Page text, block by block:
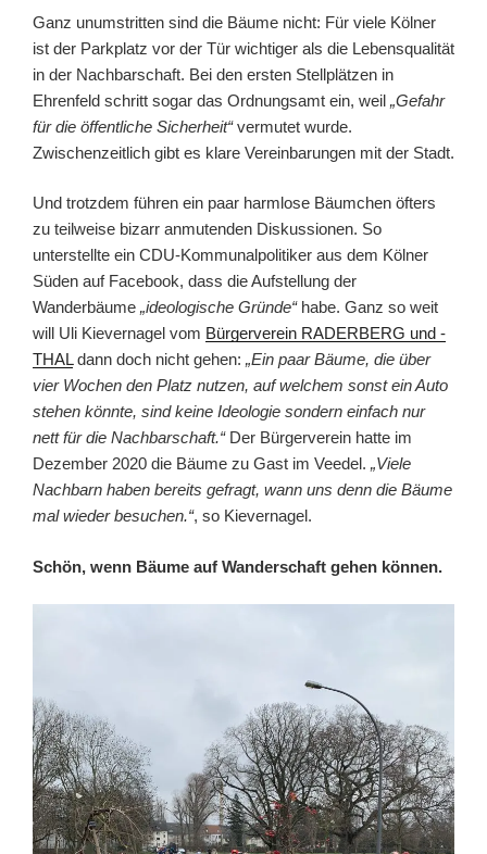
Ganz unumstritten sind die Bäume nicht: Für viele Kölner
ist der Parkplatz vor der Tür wichtiger als die Lebensqualität
in der Nachbarschaft. Bei den ersten Stellplätzen in
Ehrenfeld schritt sogar das Ordnungsamt ein, weil „Gefahr
für die öffentliche Sicherheit“vermutet wurde.
Zwischenzeitlich gibt es klare Vereinbarungen mit der Stadt.
Und trotzdem führen ein paar harmlose Bäumchen öfters
zu teilweise bizarr anmutenden Diskussionen. So
unterstellte ein CDU-Kommunalpolitiker aus dem Kölner
Süden auf Facebook, dass die Aufstellung der
Wanderbäume „ideologische Gründe“habe. Ganz so weit
will Uli Kievernagel vom Bürgerverein RADERBERG und -
THALdann doch nicht gehen: „Ein paar Bäume, die über
vier Wochen den Platz nutzen, auf welchem sonst ein Auto
stehen könnte, sind keine Ideologie sondern einfach nur
nett für die Nachbarschaft.“Der Bürgerverein hatte im
Dezember 2020 die Bäume zu Gast im Veedel. „Viele
Nachbarn haben bereits gefragt, wann uns denn die Bäume
mal wieder besuchen.“, so Kievernagel.
Schön, wenn Bäume auf Wanderschaft gehen können.